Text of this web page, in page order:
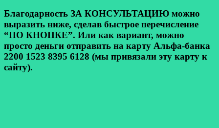
Благодарность ЗА КОНСУЛЬТАЦИЮ можно
выразить ниже, сделав быстрое перечисление
“ПО КНОПКЕ”. Или как вариант, можно
просто деньги отправить на карту Альфа-банка
2200 1523 8395 6128 (мы привязали эту карту к
сайту).